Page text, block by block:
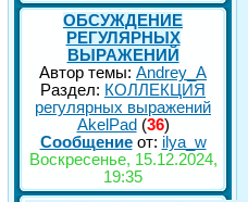
ОБСУЖДЕНИЕ
РЕГУЛЯРНЫХ
ВЫРАЖЕНИЙ
Автор темы: Andrey_A
Раздел: КОЛЛЕКЦИЯ
регулярных выражений
AkelPad (36)
Сообщениеот: ilya_w
Воскресенье, 15.12.2024,
19:35